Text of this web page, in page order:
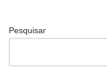
Pesquisar